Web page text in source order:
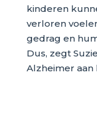
kinderen
verloren
gedrag en
Dus, zegt
Alzheimer aan